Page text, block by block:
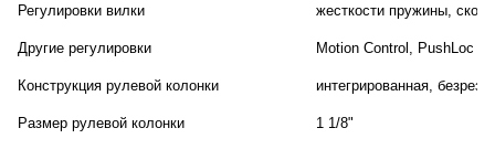
Регулировки вилки жесткости пружины,
Другие регулировки Motion Control, PushLoc
Конструкция рулевой колонки интегрированная,
Размер рулевой колонки 1 1/8"